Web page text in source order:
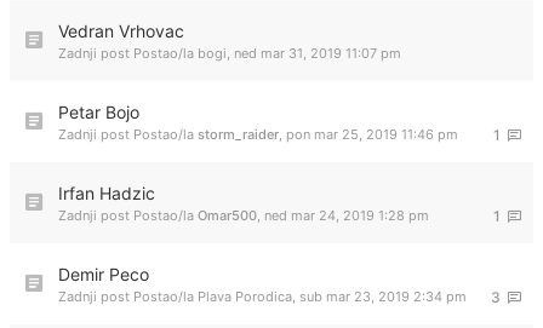
Vedran Vrhovac
Zadnji post Postao/la bogi, ned mar 31, 2019 11:07 pm
Petar Bojo
1
Zadnji post Postao/la storm_raider, pon mar 25, 2019 11:46 pm
Irfan Hadzic
1
Zadnji post Postao/la Omar500, ned mar 24, 2019 1:28 pm
Demir Peco
3
Zadnji post Postao/la Plava Porodica, sub mar 23, 2019 2:34 pm